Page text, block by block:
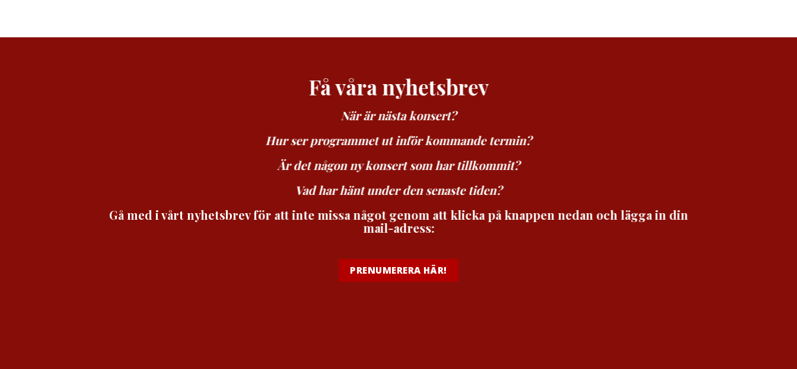
Få våra nyhetsbrev
När är nästa konsert?
Hur ser programmet ut inför kommande termin?
Är det någon ny konsert som har tillkommit?
Vad har hänt under den senaste tiden?
Gå med i vårt nyhetsbrev för att inte missa något genom att klicka på knappen nedan och lägga in din
mail-adress:
PRENUMERERA HÄR!